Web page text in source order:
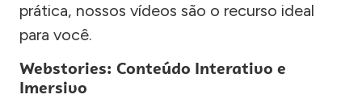
prática, nossos vídeos são o recurso ideal
para você.
Webstories: Conteúdo Interativo e
Imersivo